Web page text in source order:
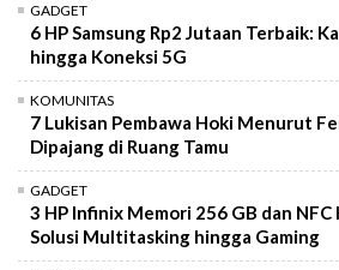
GADGET
6 HP Samsung Rp2 Jutaan Terbaik:
hingga Koneksi 5G
KOMUNITAS
7 Lukisan Pembawa Hoki Menurut
Dipajang di Ruang Tamu
GADGET
3 HP Infinix Memori 256 GB dan NFC
Solusi Multitasking hingga Gaming